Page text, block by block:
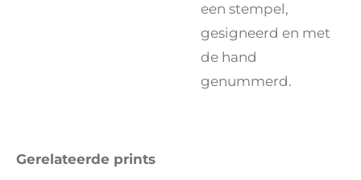
een stempel,
gesigneerd en met
de hand
genummerd.
Gerelateerde prints